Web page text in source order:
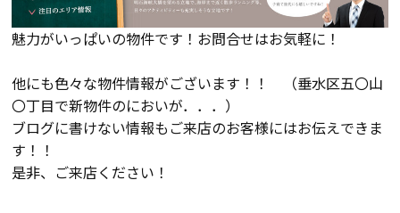
魅力がいっぱいの物件です！お問合せはお気軽に！
他にも色々な物件情報がございます！！ （垂水区五〇山
〇丁目で新物件のにおいが．．．）
ブログに書けない情報もご来店のお客様にはお伝えできま
す！！
是非、ご来店ください！